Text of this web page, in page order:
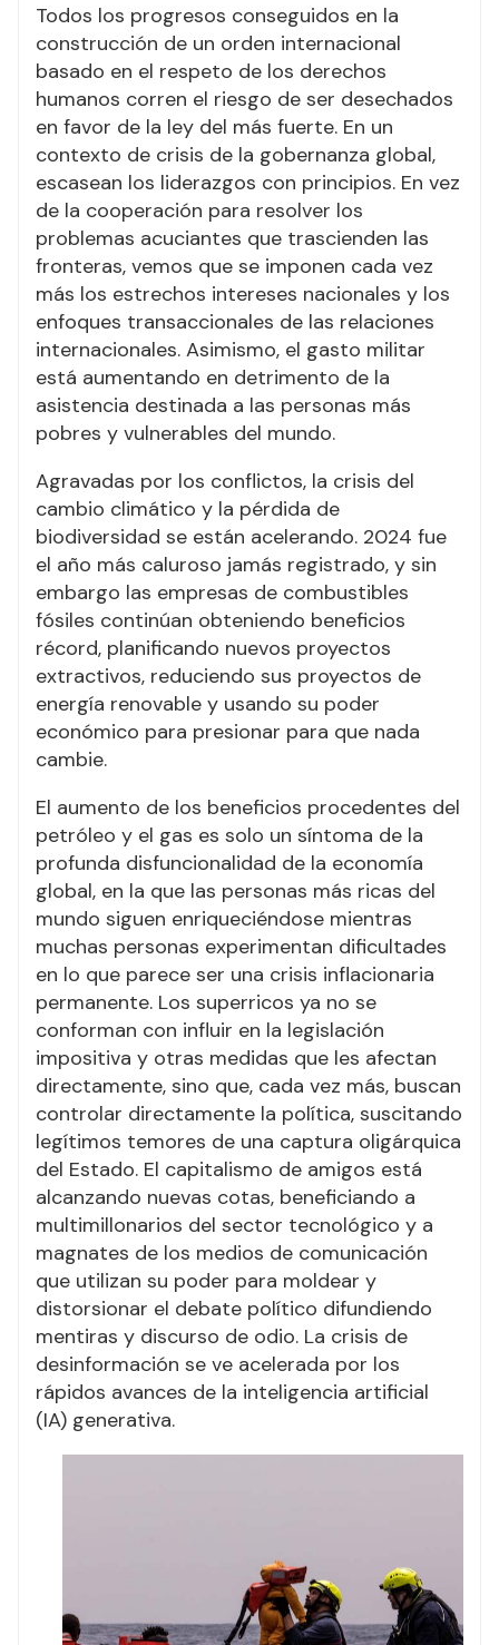
Todos los progresos conseguidos en la
construcción de un orden internacional
basado en el respeto de los derechos
humanos corren el riesgo de ser desechados
en favor de la ley del más fuerte. En un
contexto de crisis de la gobernanza global,
escasean los liderazgos con principios. En vez
de la cooperación para resolver los
problemas acuciantes que trascienden las
fronteras, vemos que se imponen cada vez
más los estrechos intereses nacionales y los
enfoques transaccionales de las relaciones
internacionales. Asimismo, el gasto militar
está aumentando en detrimento de la
asistencia destinada a las personas más
pobres y vulnerables del mundo.
Agravadas por los conflictos, la crisis del
cambio climático y la pérdida de
biodiversidad se están acelerando. 2024 fue
el año más caluroso jamás registrado, y sin
embargo las empresas de combustibles
fósiles continúan obteniendo beneficios
récord, planificando nuevos proyectos
extractivos, reduciendo sus proyectos de
energía renovable y usando su poder
económico para presionar para que nada
cambie.
El aumento de los beneficios procedentes del
petróleo y el gas es solo un síntoma de la
profunda disfuncionalidad de la economía
global, en la que las personas más ricas del
mundo siguen enriqueciéndose mientras
muchas personas experimentan dificultades
en lo que parece ser una crisis inflacionaria
permanente. Los superricos ya no se
conforman con influir en la legislación
impositiva y otras medidas que les afectan
directamente, sino que, cada vez más, buscan
controlar directamente la política, suscitando
legítimos temores de una captura oligárquica
del Estado. El capitalismo de amigos está
alcanzando nuevas cotas, beneficiando a
multimillonarios del sector tecnológico y a
magnates de los medios de comunicación
que utilizan su poder para moldear y
distorsionar el debate político difundiendo
mentiras y discurso de odio. La crisis de
desinformación se ve acelerada por los
rápidos avances de la inteligencia artificial
(IA) generativa.